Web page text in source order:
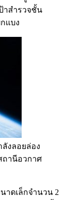
าสำรวจชั้น
แบง
งลอยล่อง
ถานีอวกาศ
าดเล็กจำนวน 2